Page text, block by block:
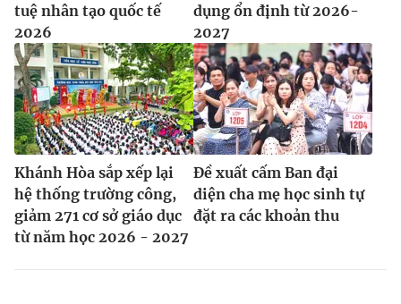
tuệ nhân tạo quốc tế
2026
dụng ổn định từ 2026-
2027
Khánh Hòa sắp xếp lại
hệ thống trường công,
giảm 271 cơ sở giáo dục
từ năm học 2026 - 2027
Đề xuất cấm Ban đại
diện cha mẹ học sinh tự
đặt ra các khoản thu